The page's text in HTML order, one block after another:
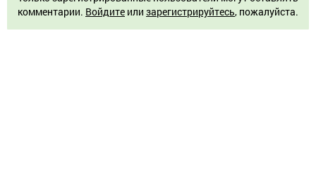
комментарии. Войдите или зарегистрируйтесь, пожалуйста.